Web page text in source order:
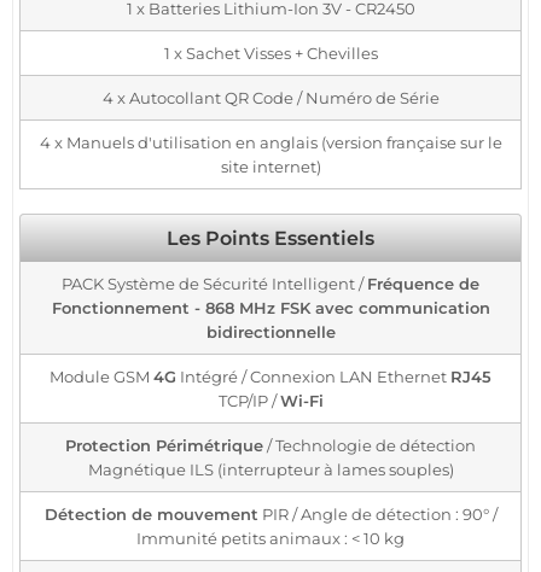
1 x Batteries Lithium-Ion 3V - CR2450
1 x Sachet Visses + Chevilles
4 x Autocollant QR Code / Numéro de Série
4 x Manuels d'utilisation en anglais (version française sur le
site internet)
Les Points Essentiels
PACK Système de Sécurité Intelligent /Fréquence de
Fonctionnement - 868 MHz FSK avec communication
bidirectionnelle
Module GSM 4G Intégré / Connexion LAN Ethernet RJ45
TCP/IP /Wi-Fi
Protection Périmétrique/ Technologie de détection
Magnétique ILS (interrupteur à lames souples)
Détection de mouvement PIR / Angle de détection : 90° /
Immunité petits animaux : < 10 kg